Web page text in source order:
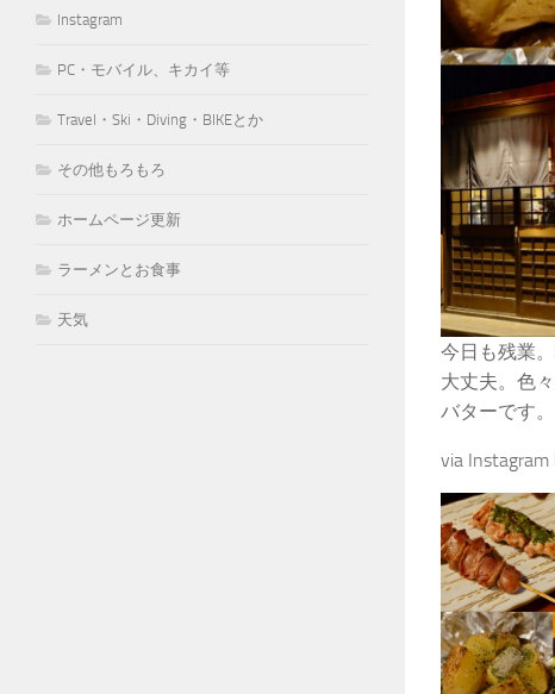
今日も残業
大丈夫。色
バターです
via Instagram
Instagram
PC・モバイル、キカイ等
Travel・Ski・Diving・BIKEとか
その他もろもろ
ホームページ更新
ラーメンとお食事
天気